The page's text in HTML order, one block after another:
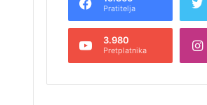
Pratitelja
3.980
Pretplatnika